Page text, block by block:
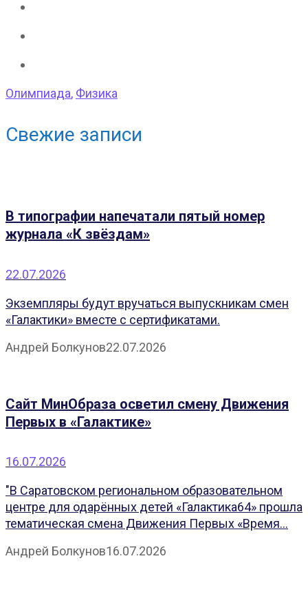
Олимпиада, Физика
Свежие записи
В типографии напечатали пятый номер
журнала «К звёздам»
22.07.2026
Экземпляры будут вручаться выпускникам смен
«Галактики» вместе с сертификатами.
Андрей Болкунов22.07.2026
Сайт МинОбраза осветил смену Движения
Первых в «Галактике»
16.07.2026
"В Саратовском региональном образовательном
центре для одарённых детей «Галактика64» прошла
тематическая смена Движения Первых «Время...
Андрей Болкунов16.07.2026